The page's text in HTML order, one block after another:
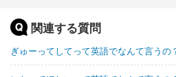
関連する質問
ぎゅーってしてって英語でなんて言うの